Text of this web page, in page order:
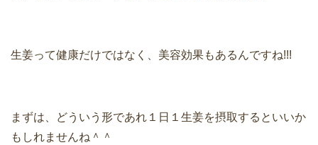
生姜って健康だけではなく、美容効果もあるんですね!!!
まずは、どういう形であれ１日１生姜を摂取するといいか
もしれませんね＾＾